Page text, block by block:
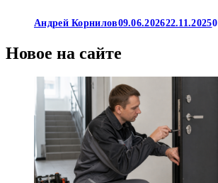
Андрей Корнилов09.06.202622.11.20250
Новое на сайте